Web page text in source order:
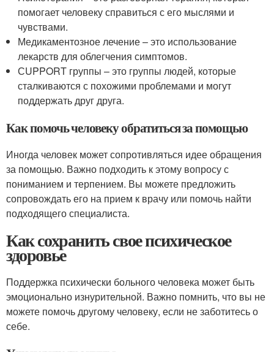
помогает человеку справиться с его мыслями и
чувствами.
Медикаментозное лечение – это использование
лекарств для облегчения симптомов.
СUPPORT группы – это группы людей, которые
сталкиваются с похожими проблемами и могут
поддержать друг друга.
Как помочь человеку обратиться за помощью
Иногда человек может сопротивляться идее обращения
за помощью. Важно подходить к этому вопросу с
пониманием и терпением. Вы можете предложить
сопровождать его на прием к врачу или помочь найти
подходящего специалиста.
Как сохранить свое психическое
здоровье
Поддержка психически больного человека может быть
эмоционально изнурительной. Важно помнить, что вы не
можете помочь другому человеку, если не заботитесь о
себе.